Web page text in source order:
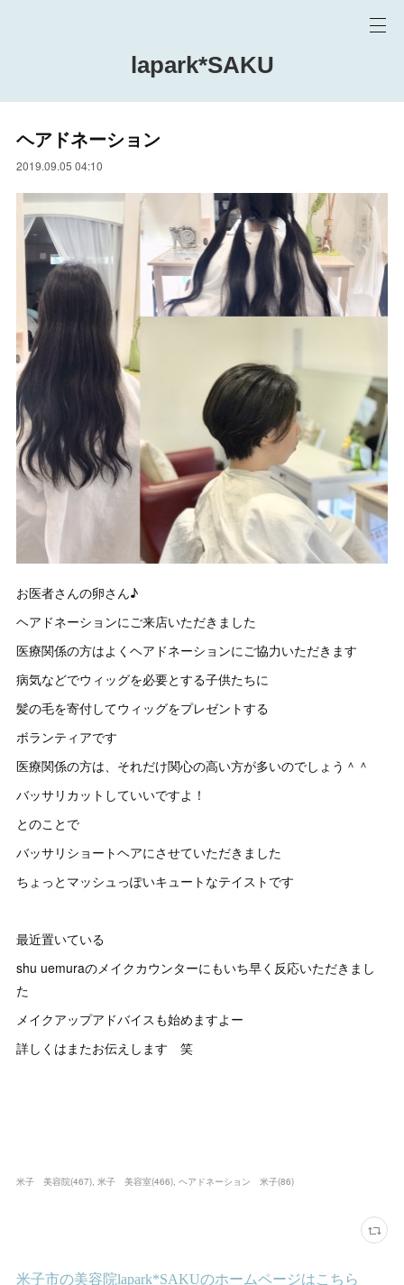
lapark*SAKU
ヘアドネーション
2019.09.05 04:10
お医者さんの卵さん♪
ヘアドネーションにご来店いただきました
医療関係の方はよくヘアドネーションにご協力いただきます
病気などでウィッグを必要とする子供たちに
髪の毛を寄付してウィッグをプレゼントする
ボランティアです
医療関係の方は、それだけ関心の高い方が多いのでしょう＾＾
バッサリカットしていいですよ！
とのことで
バッサリショートヘアにさせていただきました
ちょっとマッシュっぽいキュートなテイストです
最近置いている
shu uemuraのメイクカウンターにもいち早く反応いただきまし
た
メイクアップアドバイスも始めますよー
詳しくはまたお伝えします 笑
米子 美容院(467) 米子 美容室(466) ヘアドネーション 米子(86)